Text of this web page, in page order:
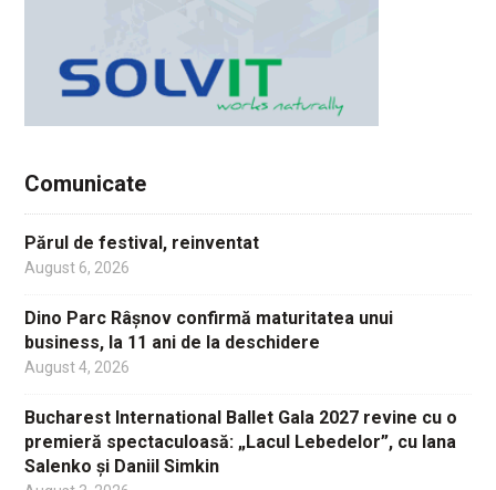
Comunicate
Părul de festival, reinventat
August 6, 2026
Dino Parc Râșnov confirmă maturitatea unui
business, la 11 ani de la deschidere
August 4, 2026
Bucharest International Ballet Gala 2027 revine cu o
premieră spectaculoasă: „Lacul Lebedelor”, cu Iana
Salenko și Daniil Simkin